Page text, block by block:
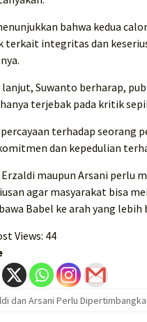
bahwa kedua
terkait integritas dan
lanjut, Suwanto berharap,
terjebak pada kritik
terhadap seorang
dan kepedulian
Erzaldi maupun Arsani perlu
agar masyarakat bisa
Babel ke arah yang lebih
Views: 44
dan Arsani Perlu